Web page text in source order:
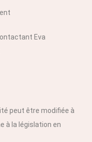
Eva
peut être modifiée à
à la législation en